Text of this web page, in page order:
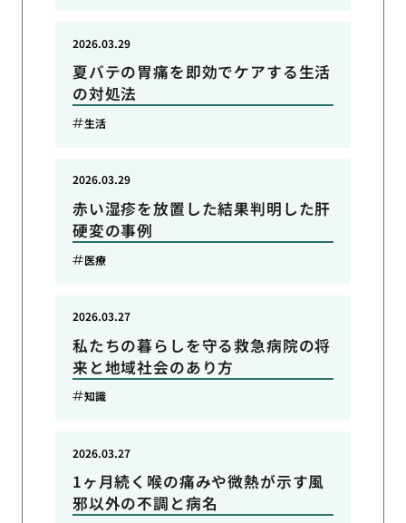
夏バテの胃痛を即効でケアする生活
の対処法
2026.03.29
生活
赤い湿疹を放置した結果判明した肝
硬変の事例
2026.03.29
医療
私たちの暮らしを守る救急病院の将
来と地域社会のあり方
2026.03.27
知識
1ヶ月続く喉の痛みや微熱が示す風
邪以外の不調と病名
2026.03.27